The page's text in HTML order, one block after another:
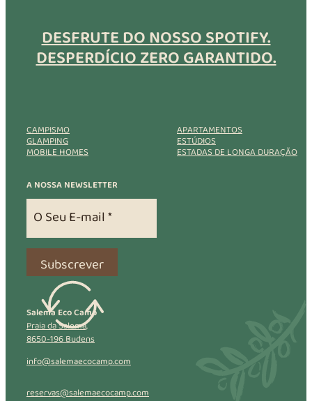
DESFRUTE DO NOSSO SPOTIFY.
DESPERDÍCIO ZERO GARANTIDO.
CAMPISMO
GLAMPING
MOBILE HOMES
APARTAMENTOS
ESTÚDIOS
ESTADAS DE LONGA DURAÇÃO
A NOSSA NEWSLETTER
Subscrever
Salema Eco Camp
Praia da Salema,
8650-196 Budens
info@salemaecocamp.com
reservas@salemaecocamp.com